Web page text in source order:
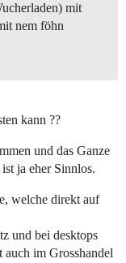
mit
nem föhn
kann ??
und das Ganze
ja eher Sinnlos.
welche direkt auf
und bei desktops
im Grosshandel